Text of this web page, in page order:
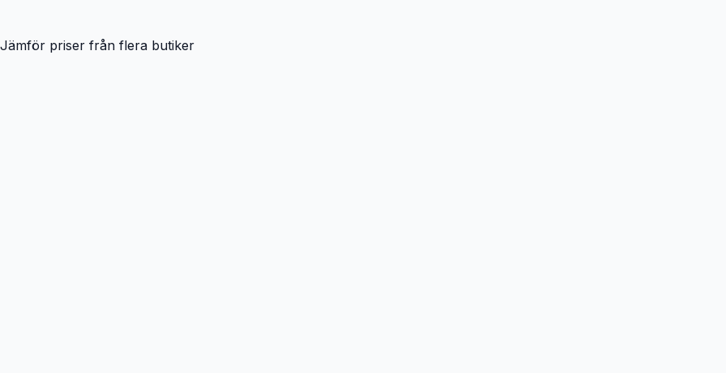
Jämför priser från flera butiker